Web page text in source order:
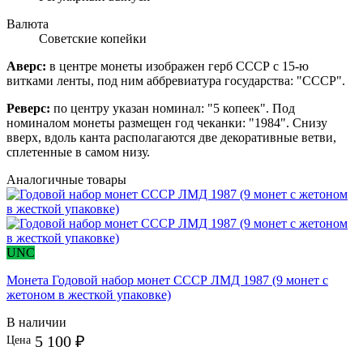
Валюта
Советские копейки
Аверс: в центре монеты изображен герб СССР с 15-ю
витками ленты, под ним аббревиатура государства: "СССР".
Реверс: по центру указан номинал: "5 копеек". Под
номиналом монеты размещен год чеканки: "1984". Снизу
вверх, вдоль канта располагаются две декоративные ветви,
сплетенные в самом низу.
Аналогичные товары
UNC
Монета Годовой набор монет СССР ЛМД 1987 (9 монет с
жетоном в жесткой упаковке)
В наличии
Цена 5 100 ₽